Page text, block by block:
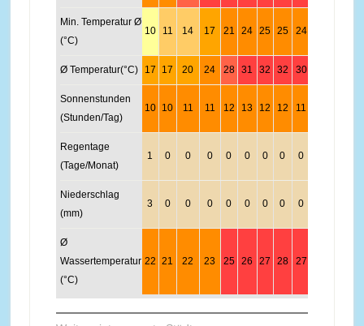
Min. Temperatur Ø
(°C)
10 11 14 17 21 24 25 25 24
Ø Temperatur(°C) 17 17 20 24 28 31 32 32 30
Sonnenstunden
(Stunden/Tag)
10 10 11 11 12 13 12 12 11
Regentage
(Tage/Monat)
1 0 0 0 0 0 0 0 0
Niederschlag
(mm)
3 0 0 0 0 0 0 0 0
Ø
Wassertemperatur
(°C)
22 21 22 23 25 26 27 28 27